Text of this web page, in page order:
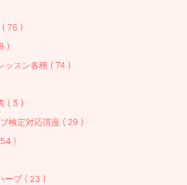
( 76 )
)
ッスン各種 ( 74 )
( 5 )
検定対応講座 ( 29 )
)
ーブ ( 23 )